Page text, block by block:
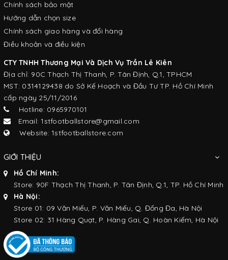
Chính sách bảo mật
Hướng dẫn chọn size
Chính sách giao hàng và đổi hàng
Điều khoản và điều kiện
CTY TNHH Thương Mại Và Dịch Vụ Trần Lê Kiên
Địa chỉ: 90C Thạch Thị Thanh, P. Tân Định, Q.1, TPHCM
MST: 0314129438 do Sở Kế Hoạch và Đầu Tư TP. Hồ Chí Minh
cấp ngày 25/11/2016
Hotline: 0965970101
Email: 1stfootballstore@gmail.com
Website: 1stfootballstore.com
GIỚI THIỆU
Hồ Chí Minh:
Store: 90F Thạch Thị Thanh, P. Tân Định, Q.1, TP. Hồ Chí Minh
Hà Nội:
Store 01: 09 Văn Miếu, P. Văn Miếu, Q. Đống Đa, Hà Nội
Store 02: 31 Hàng Quạt, P. Hàng Gai, Q. Hoàn Kiếm, Hà Nội